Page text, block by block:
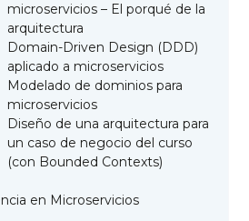
microservicios – El porqué de la
arquitectura
Domain-Driven Design (DDD)
aplicado a microservicios
Modelado de dominios para
microservicios
Diseño de una arquitectura para
un caso de negocio del curso
(con Bounded Contexts)
en Microservicios